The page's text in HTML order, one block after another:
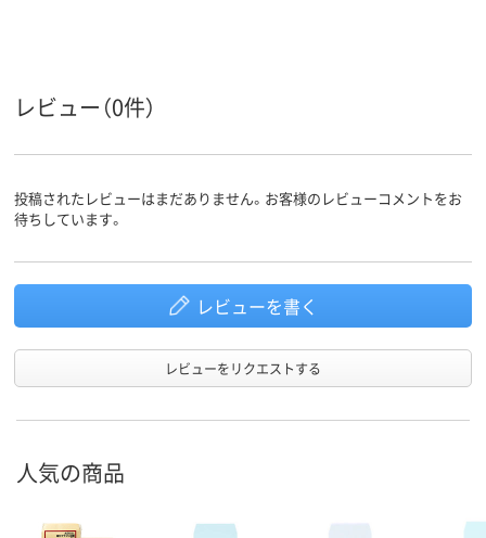
留め具の
有無
なし
封筒裏面
アスクル
商品環境
レビュー（0件）
投稿されたレビューはまだありません。お客様のレビューコメントをお
待ちしています。
レビューを書く
レビューをリクエストする
人気の商品